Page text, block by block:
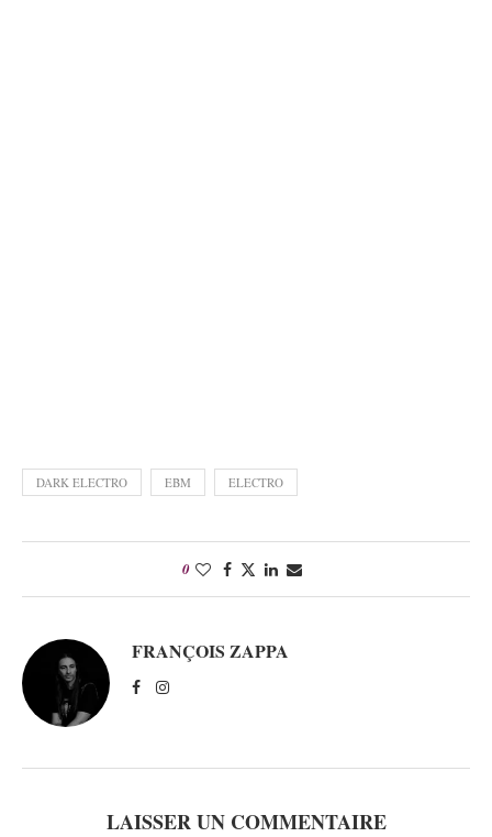
DARK ELECTRO EBM ELECTRO
0
FRANÇOIS ZAPPA
LAISSER UN COMMENTAIRE